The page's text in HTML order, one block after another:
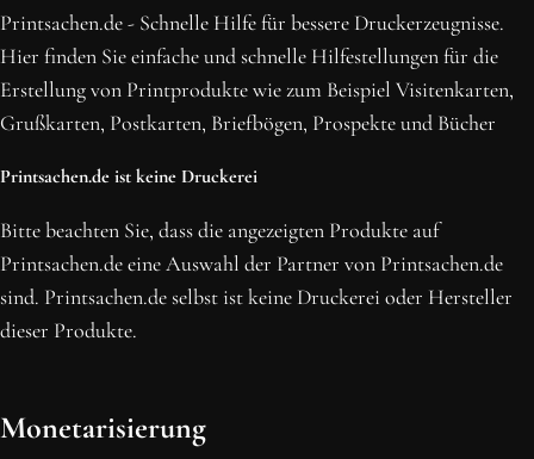
Erhalte die neusten Beiträge, sichere dir Top-Angebote und
abonniere unseren Newsletter.
NEWSLETTER ABONNIEREN
Printsachen.de - Schnelle Hilfe für bessere Druckerzeugnisse.
Hier finden Sie einfache und schnelle Hilfestellungen für die
Erstellung von Printprodukte wie zum Beispiel Visitenkarten,
Grußkarten, Postkarten, Briefbögen, Prospekte und Bücher
Printsachen.de ist keine Druckerei
Bitte beachten Sie, dass die angezeigten Produkte auf
Printsachen.de eine Auswahl der Partner von Printsachen.de
sind. Printsachen.de selbst ist keine Druckerei oder Hersteller
dieser Produkte.
Monetarisierung